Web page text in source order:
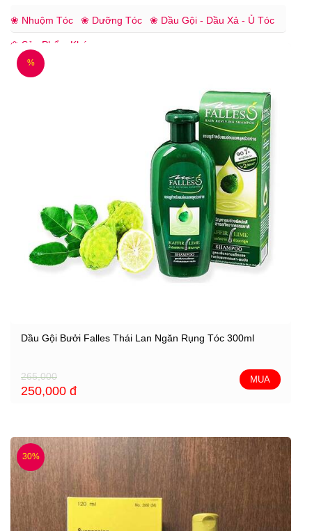
❀ Nhuộm Tóc ❀ Dưỡng Tóc ❀ Dầu Gội - Dầu Xả - Ủ Tóc
❀ Sản Phẩm Khác
%
Dầu Gội Bưởi Falles Thái Lan Ngăn Rụng Tóc 300ml
265,000
250,000 đ
MUA
30%